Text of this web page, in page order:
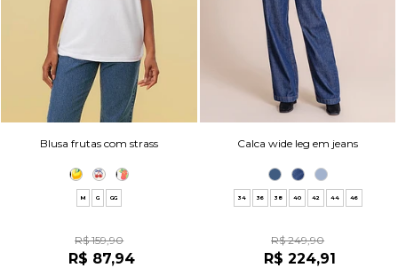
Blusa frutas com strass
M G GG
R$ 159,90
R$ 87,94
Calca wide leg em jeans
34 36 38 40 42 44 46
R$ 249,90
R$ 224,91